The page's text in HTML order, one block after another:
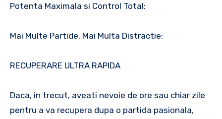
Potenta Maximala si Control Total:
Mai Multe Partide, Mai Multa Distractie:
RECUPERARE ULTRA RAPIDA
Daca, in trecut, aveati nevoie de ore sau chiar zile
pentru a va recupera dupa o partida pasionala,